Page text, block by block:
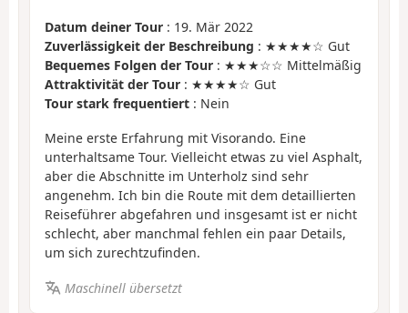
Datum deiner Tour : 19. Mär 2022
Zuverlässigkeit der Beschreibung : ★★★★☆ Gut
Bequemes Folgen der Tour : ★★★☆☆ Mittelmäßig
Attraktivität der Tour : ★★★★☆ Gut
Tour stark frequentiert : Nein
Meine erste Erfahrung mit Visorando. Eine
unterhaltsame Tour. Vielleicht etwas zu viel Asphalt,
aber die Abschnitte im Unterholz sind sehr
angenehm. Ich bin die Route mit dem detaillierten
Reiseführer abgefahren und insgesamt ist er nicht
schlecht, aber manchmal fehlen ein paar Details,
um sich zurechtzufinden.
Maschinell übersetzt